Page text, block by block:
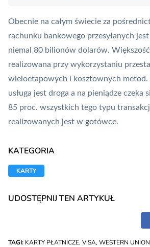
Obecnie na całym świecie za
rachunku bankowego przesyłanych
niemal 80 bilionów dolarów.
realizowana przy wykorzystaniu
wieloetapowych i kosztownych metod.
usługa jest droga a na pieniądze czeka
85 proc. wszystkich tego typu
realizowanych jest w gotówce.
KATEGORIA
KARTY
UDOSTĘPNIJ TEN ARTYKUŁ
TAGI: KARTY PŁATNICZE, VISA, WESTERN UNION